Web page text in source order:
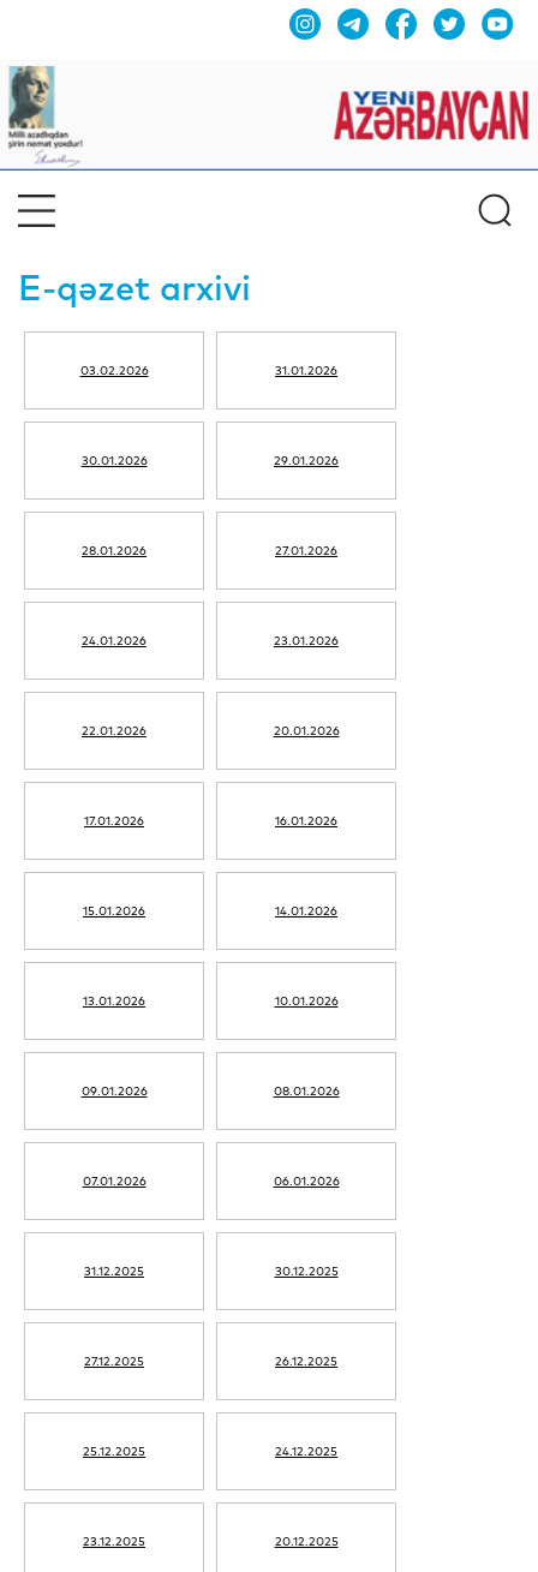
E-qəzet arxivi
03.02.2026 31.01.2026
30.01.2026 29.01.2026
28.01.2026 27.01.2026
24.01.2026 23.01.2026
22.01.2026 20.01.2026
17.01.2026 16.01.2026
15.01.2026 14.01.2026
13.01.2026 10.01.2026
09.01.2026 08.01.2026
07.01.2026 06.01.2026
31.12.2025 30.12.2025
27.12.2025 26.12.2025
25.12.2025 24.12.2025
23.12.2025 20.12.2025